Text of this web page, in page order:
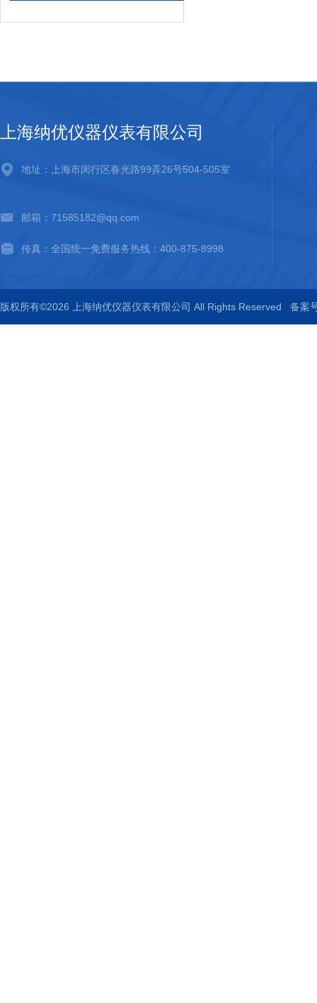
上海纳优仪器仪表有限公司
地址：上海市闵行区春光路99弄26号504-505室
邮箱：71585182@qq.com
传真：全国统一免费服务热线：400-875-8998
版权所有©2026 上海纳优仪器仪表有限公司 All Rights Reserved 备案